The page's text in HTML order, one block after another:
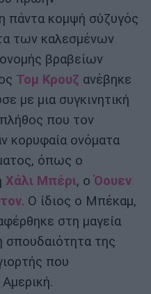
πάντα κομψή σύζυγός
των καλεσμένων
βραβείων
Τομ Κρουζ ανέβηκε
με μια συγκινητική
που τον
κορυφαία ονόματα
όπως ο
Χάλι Μπέρι, οΌουεν
. Ο ίδιος ο Μπέκαμ,
στη μαγεία
σπουδαιότητα της
που